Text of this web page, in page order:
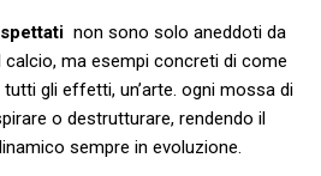
⁣ non sono⁢ solo aneddoti da
calcio, ma esempi concreti di ‌come
tutti gli‌ effetti, un’arte. ogni mossa‌ di
o destrutturare, rendendo il
sempre in evoluzione.